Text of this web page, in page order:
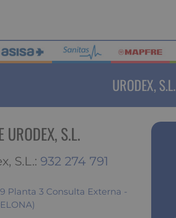
URODEX, S.L.
URODEX, S.L.
S.L.: 932 274 791
Planta 3 Consulta Externa -